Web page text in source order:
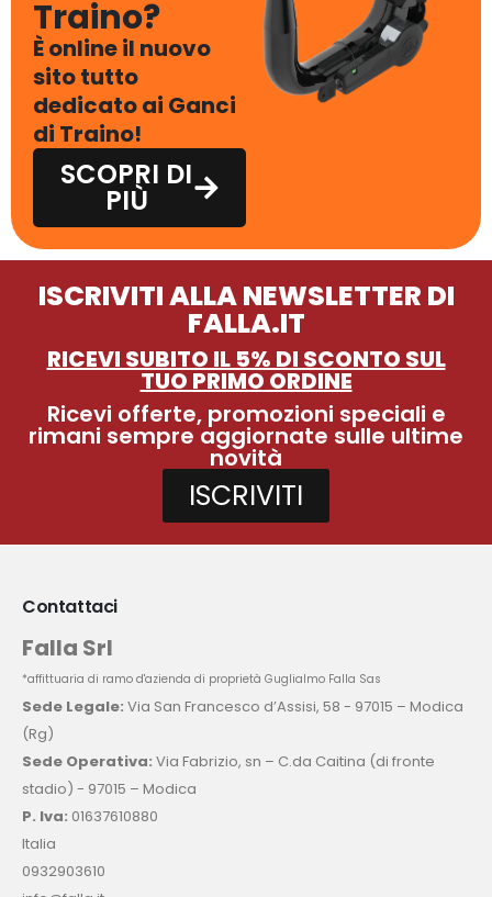
Traino?
È online il nuovo
sito tutto
dedicato ai Ganci
di Traino!
SCOPRI DI
PIÙ
ISCRIVITI ALLA NEWSLETTER DI
FALLA.IT
RICEVI SUBITO IL 5% DI SCONTO SUL
TUO PRIMO ORDINE
Ricevi offerte, promozioni speciali e
rimani sempre aggiornate sulle ultime
novità
ISCRIVITI
Contattaci
Falla Srl
*affittuaria di ramo d'azienda di proprietà Guglialmo Falla Sas
Sede Legale: Via San Francesco d’Assisi, 58 - 97015 – Modica
(Rg)
Sede Operativa: Via Fabrizio, sn – C.da Caitina (di fronte
stadio) - 97015 – Modica
P. Iva: 01637610880
Italia
0932903610